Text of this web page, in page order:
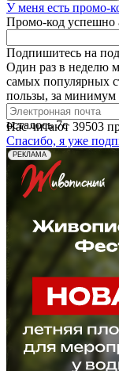
У меня есть промо-
Промо-код успешно
Подпишитесь на
Один раз в неделю
самых популярных
пользы, за минимум
Нас читают 39503
Спасибо, я уже
осталось7с